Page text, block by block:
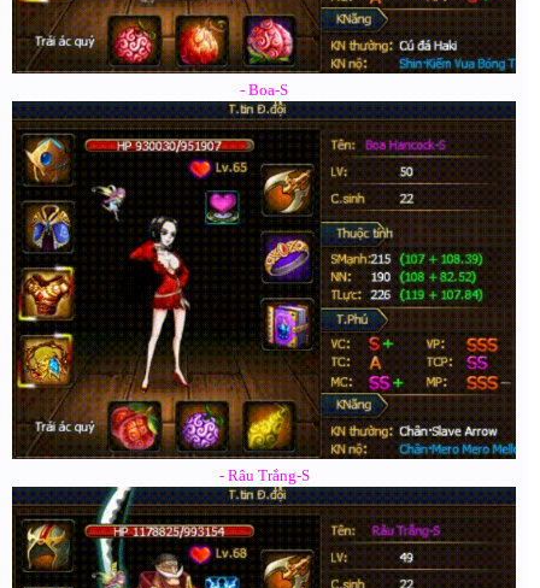
- Boa-S
- Râu Trắng-S